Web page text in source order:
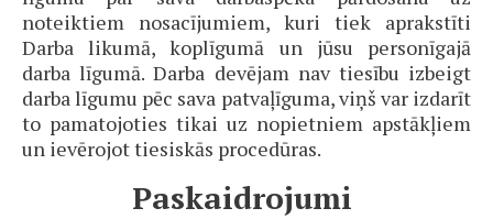
noteiktiem nosacījumiem, kuri tiek aprakstīti
Darba likumā, koplīgumā un jūsu personīgajā
darba līgumā. Darba devējam nav tiesību izbeigt
darba līgumu pēc sava patvaļīguma, viņš var izdarīt
to pamatojoties tikai uz nopietniem apstākļiem
un ievērojot tiesiskās procedūras.
Paskaidrojumi